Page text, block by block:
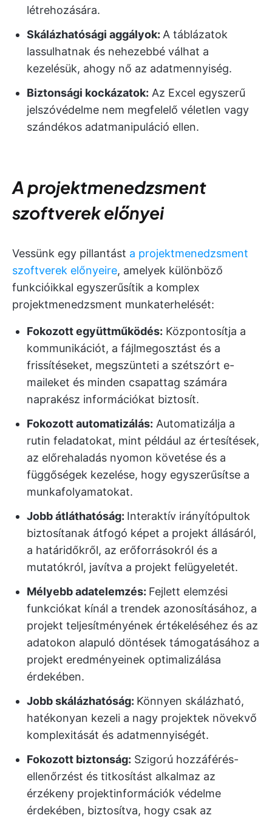
létrehozására.
Skálázhatósági aggályok: A táblázatok
lassulhatnak és nehezebbé válhat a
kezelésük, ahogy nő az adatmennyiség.
Biztonsági kockázatok: Az Excel egyszerű
jelszóvédelme nem megfelelő véletlen vagy
szándékos adatmanipuláció ellen.
A projektmenedzsment
szoftverek előnyei
Vessünk egy pillantást a projektmenedzsment
szoftverek előnyeire, amelyek különböző
funkcióikkal egyszerűsítik a komplex
projektmenedzsment munkaterhelését:
Fokozott együttműködés: Központosítja a
kommunikációt, a fájlmegosztást és a
frissítéseket, megszünteti a szétszórt e-
maileket és minden csapattag számára
naprakész információkat biztosít.
Fokozott automatizálás: Automatizálja a
rutin feladatokat, mint például az értesítések,
az előrehaladás nyomon követése és a
függőségek kezelése, hogy egyszerűsítse a
munkafolyamatokat.
Jobb átláthatóság: Interaktív irányítópultok
biztosítanak átfogó képet a projekt állásáról,
a határidőkről, az erőforrásokról és a
mutatókról, javítva a projekt felügyeletét.
Mélyebb adatelemzés: Fejlett elemzési
funkciókat kínál a trendek azonosításához, a
projekt teljesítményének értékeléséhez és az
adatokon alapuló döntések támogatásához a
projekt eredményeinek optimalizálása
érdekében.
Jobb skálázhatóság: Könnyen skálázható,
hatékonyan kezeli a nagy projektek növekvő
komplexitását és adatmennyiségét.
Fokozott biztonság: Szigorú hozzáférés-
ellenőrzést és titkosítást alkalmaz az
érzékeny projektinformációk védelme
érdekében, biztosítva, hogy csak az